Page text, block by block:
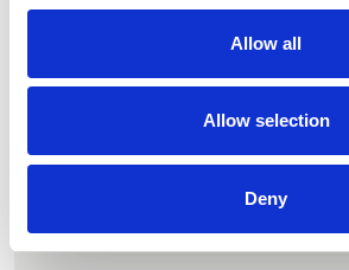
Allow all
Allow selection
Deny
DOWNLOAD